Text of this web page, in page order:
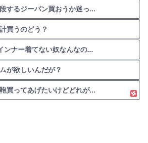
するジーパン買おうか迷っ...
買うのどう？
ンナー着てない奴なんなの...
が欲しいんだが？
買ってあげたいけどどれが...